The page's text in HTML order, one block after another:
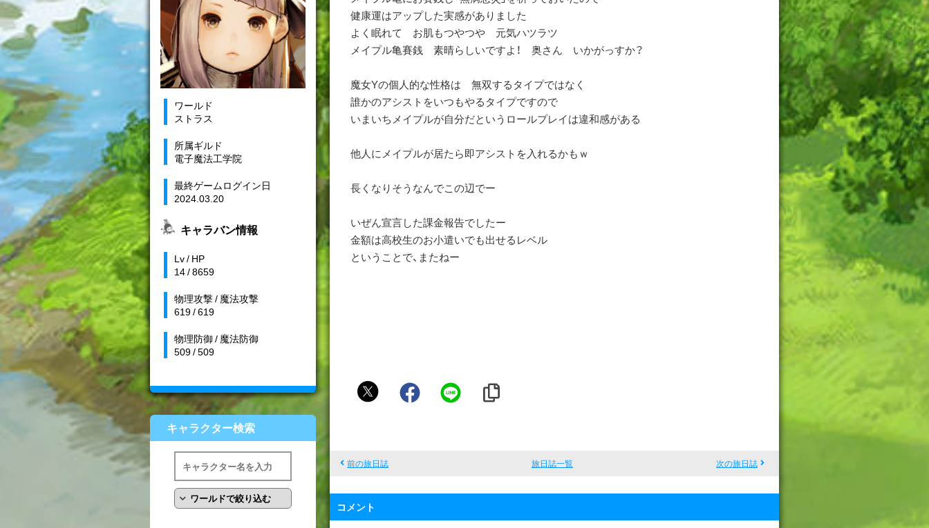
ワールド
ストラス
所属ギルド
電子魔法工学院
最終ゲームログイン日
2024.03.20
キャラバン情報
Lv / HP
14 / 8659
物理攻撃 / 魔法攻撃
619 / 619
物理防御 / 魔法防御
509 / 509
キャラクター検索
健康運はアップした実感がありました
よく眠れて お肌もつやつや 元気ハツラツ
メイプル亀賽銭 素晴らしいですよ！ 奥さん いかがっすか？
魔女Yの個人的な性格は 無双するタイプではなく
誰かのアシストをいつもやるタイプですので
いまいちメイプルが自分だというロールプレイは違和感がある
他人にメイプルが居たら即アシストを入れるかもｗ
長くなりそうなんでこの辺でー
いぜん宣言した課金報告でしたー
金額は高校生のお小遣いでも出せるレベル
ということで、またねー
鈴
前の旅日誌 旅日誌一覧 次の旅日誌
コメント